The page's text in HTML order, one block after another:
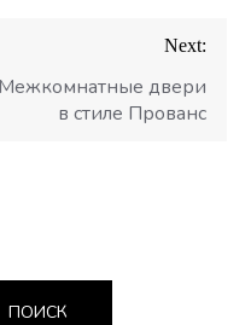
Next:
Межкомнатные двери
в стиле Прованс
ПОИСК